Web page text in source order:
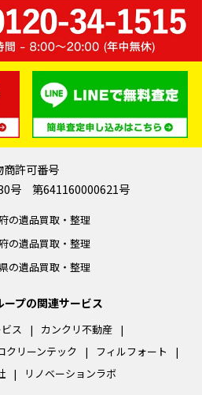
商許可番号
号 第641160000621号
の遺品買取・整理
の遺品買取・整理
の遺品買取・整理
ープの関連サービス
ス
カンクリ不動産
クリーンテック
フィルフォート
リノベーションラボ